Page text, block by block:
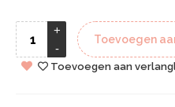
Toevoegen
Toevoegen aan